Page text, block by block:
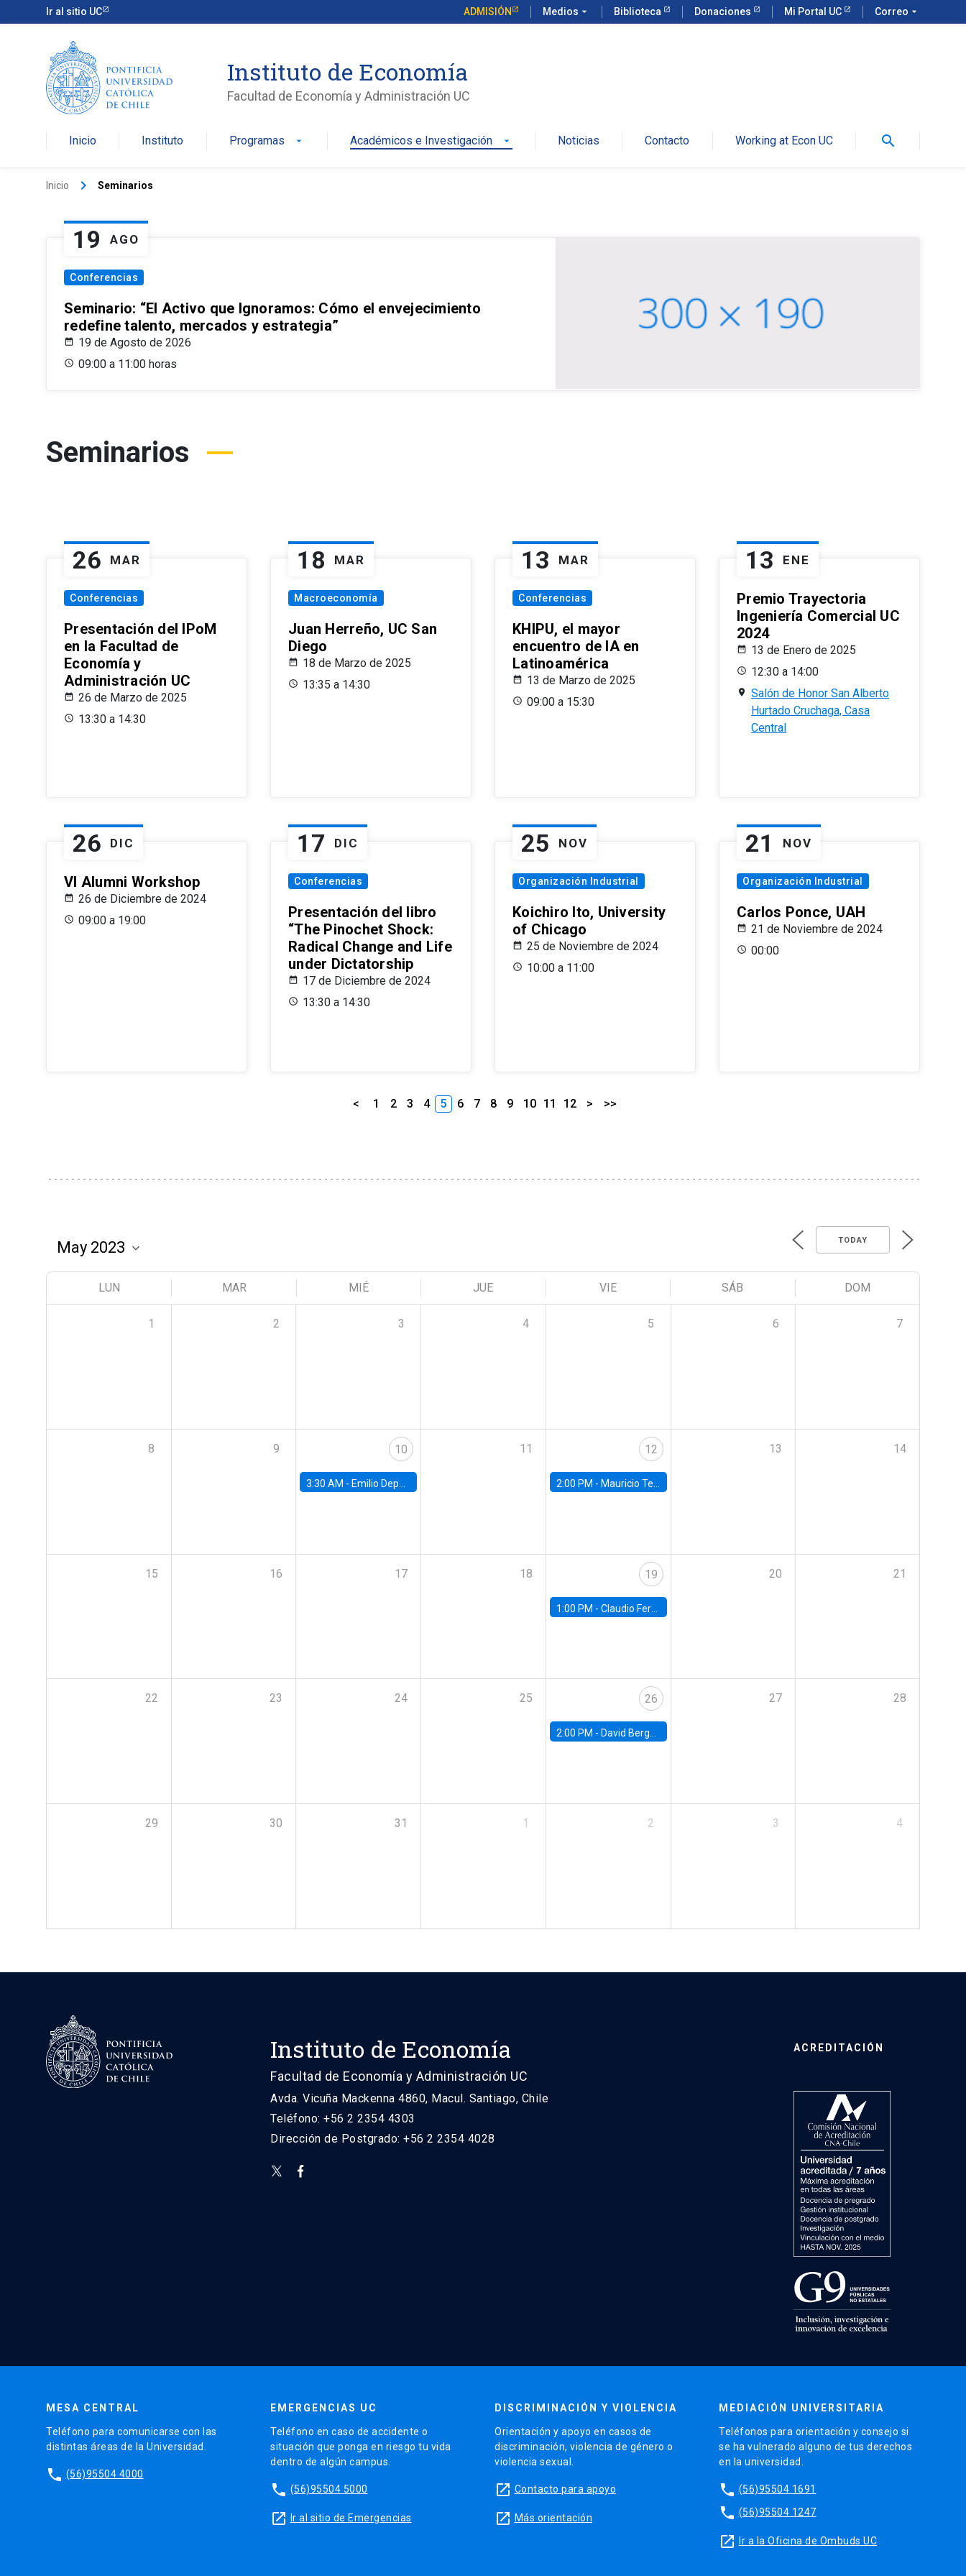
Ir al sitio UC ADMISIÓN Medios arrow_drop_down Biblioteca Donaciones Mi Portal UC Correo arrow_drop_down
Instituto de Economía
Facultad de Economía y Administración UC
Inicio Instituto Programas arrow_drop_down Académicos e Investigación arrow_drop_down Noticias Contacto Working at Econ UC search
Inicio keyboard_arrow_right Seminarios
19 AGO
Conferencias
Seminario: “El Activo que Ignoramos: Cómo el envejecimiento
redefine talento, mercados y estrategia”
19 de Agosto de 2026
09:00 a 11:00 horas
Seminarios
26 MAR
Conferencias
Presentación del IPoM
en la Facultad de
Economía y
Administración UC
26 de Marzo de 2025
13:30 a 14:30
18 MAR
Macroeconomía
Juan Herreño, UC San
Diego
18 de Marzo de 2025
13:35 a 14:30
13 MAR
Conferencias
KHIPU, el mayor
encuentro de IA en
Latinoamérica
13 de Marzo de 2025
09:00 a 15:30
13 ENE
Premio Trayectoria
Ingeniería Comercial UC
2024
13 de Enero de 2025
12:30 a 14:00
Salón de Honor San Alberto
Hurtado Cruchaga, Casa
Central
26 DIC
VI Alumni Workshop
26 de Diciembre de 2024
09:00 a 19:00
17 DIC
Conferencias
Presentación del libro
“The Pinochet Shock:
Radical Change and Life
under Dictatorship
17 de Diciembre de 2024
13:30 a 14:30
25 NOV
Organización Industrial
Koichiro Ito, University
of Chicago
25 de Noviembre de 2024
10:00 a 11:00
21 NOV
Organización Industrial
Carlos Ponce, UAH
21 de Noviembre de 2024
00:00
< 1 2 3 4 5 6 7 8 9 10 11 12 > >>
TODAY
LUN MAR MIÉ JUE VIE SÁB DOM
1 2 3 4 5 6 7
8 9 10
3:30 AM - Emilio Depetris-Chauvín, Universidad Católica
11 12
2:00 PM - Mauricio Tejada, UDP
13 14
15 16 17 18 19
1:00 PM - Claudio Ferraz, British Columbia
20 21
22 23 24 25 26
2:00 PM - David Berger, Duke
27 28
29 30 31 1 2 3 4
Instituto de Economía
Facultad de Economía y Administración UC
Avda. Vicuña Mackenna 4860, Macul. Santiago, Chile
Teléfono: +56 2 2354 4303
Dirección de Postgrado: +56 2 2354 4028
ACREDITACIÓN
MESA CENTRAL
Teléfono para comunicarse con las
distintas áreas de la Universidad.
phone (56)95504 4000
EMERGENCIAS UC
Teléfono en caso de accidente o
situación que ponga en riesgo tu vida
dentro de algún campus.
phone (56)95504 5000
launch Ir al sitio de Emergencias
DISCRIMINACIÓN Y VIOLENCIA
Orientación y apoyo en casos de
discriminación, violencia de género o
violencia sexual.
launch Contacto para apoyo
launch Más orientación
MEDIACIÓN UNIVERSITARIA
Teléfonos para orientación y consejo si
se ha vulnerado alguno de tus derechos
en la universidad.
phone (56)95504 1691
phone (56)95504 1247
launch Ir a la Oficina de Ombuds UC